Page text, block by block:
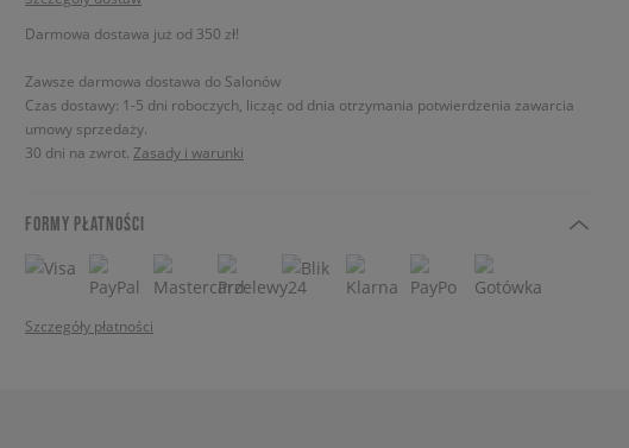
Darmowa dostawa już od 350 zł!
Zawsze darmowa dostawa do Salonów
Czas dostawy: 1-5 dni roboczych, licząc od dnia otrzymania potwierdzenia zawarcia
umowy sprzedaży.
30 dni na zwrot. Zasady i warunki
FORMY PŁATNOŚCI
Szczegóły płatności